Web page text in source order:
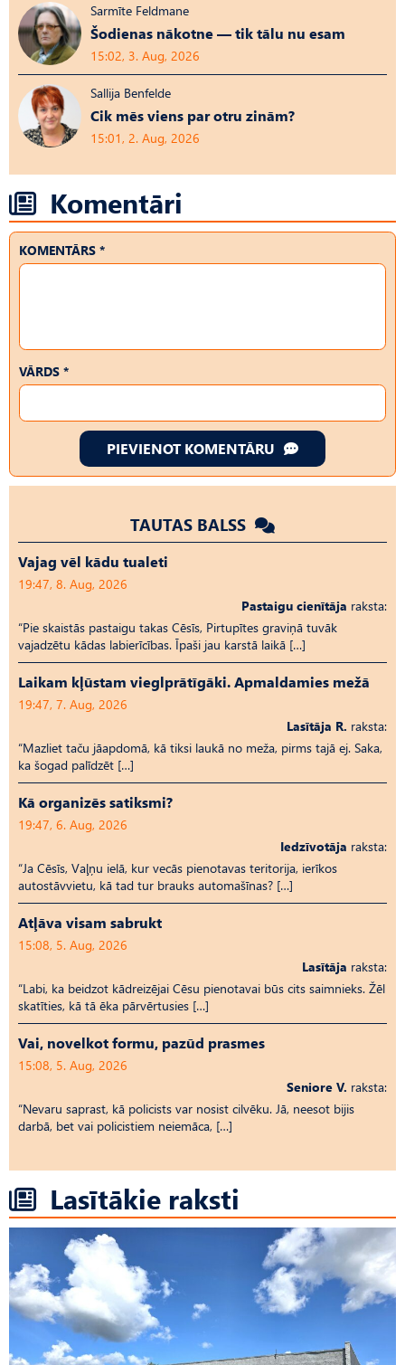
Sarmīte Feldmane
Šodienas nākotne — tik tālu nu esam
15:02, 3. Aug, 2026
Sallija Benfelde
Cik mēs viens par otru zinām?
15:01, 2. Aug, 2026
Komentāri
KOMENTĀRS *
VĀRDS *
PIEVIENOT KOMENTĀRU
TAUTAS BALSS
Vajag vēl kādu tualeti
19:47, 8. Aug, 2026
Pastaigu cienītāja raksta:
“Pie skaistās pastaigu takas Cēsīs, Pirtupītes graviņā tuvāk
vajadzētu kādas labierīcības. Īpaši jau karstā laikā […]
Laikam kļūstam vieglprātīgāki. Apmaldamies mežā
19:47, 7. Aug, 2026
Lasītāja R. raksta:
“Mazliet taču jāapdomā, kā tiksi laukā no meža, pirms tajā ej. Saka,
ka šogad palīdzēt […]
Kā organizēs satiksmi?
19:47, 6. Aug, 2026
Iedzīvotāja raksta:
“Ja Cēsīs, Vaļņu ielā, kur vecās pienotavas teritorija, ierīkos
autostāvvietu, kā tad tur brauks automašīnas? […]
Atļāva visam sabrukt
15:08, 5. Aug, 2026
Lasītāja raksta:
“Labi, ka beidzot kādreizējai Cēsu pienotavai būs cits saimnieks. Žēl
skatīties, kā tā ēka pārvērtusies […]
Vai, novelkot formu, pazūd prasmes
15:08, 5. Aug, 2026
Seniore V. raksta:
“Nevaru saprast, kā policists var nosist cilvēku. Jā, neesot bijis
darbā, bet vai policistiem neiemāca, […]
Lasītākie raksti